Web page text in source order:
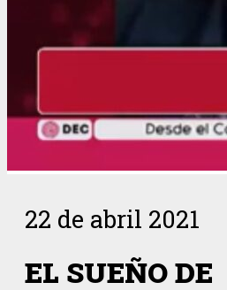
22 de abril 2021
EL SUEÑO DE